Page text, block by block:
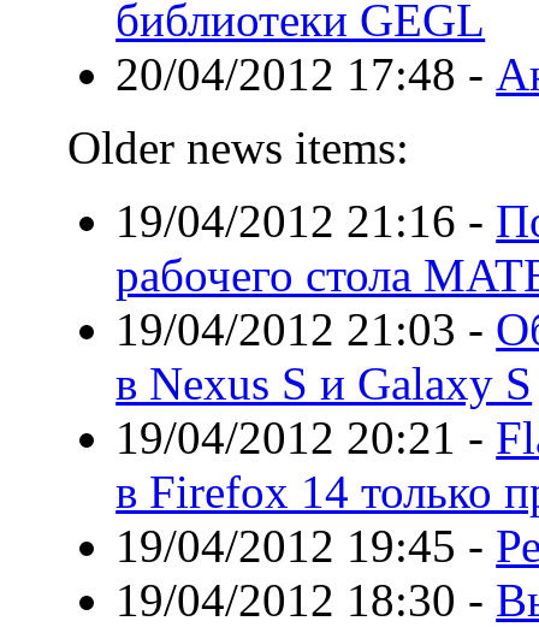
библиотеки GEGL
20/04/2012 17:48 -
Older news items:
19/04/2012 21:16 -
рабочего стола
19/04/2012 21:03 -
в Nexus S и Galaxy S
19/04/2012 20:21 -
в Firefox 14 только
19/04/2012 19:45 -
19/04/2012 18:30 -